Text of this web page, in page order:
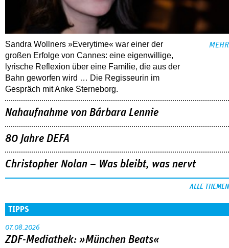
Sandra Wollners »Everytime« war einer der
großen Erfolge von Cannes: eine eigenwillige,
lyrische Reflexion über eine ­Familie, die aus der
Bahn geworfen wird … Die Regisseurin im
Gespräch mit Anke Sterneborg.
MEHR
Nahaufnahme von Bárbara Lennie
80 Jahre DEFA
Christopher Nolan – Was bleibt, was nervt
ALLE THEMEN
TIPPS
07.08.2026
ZDF-Mediathek: »München Beats«